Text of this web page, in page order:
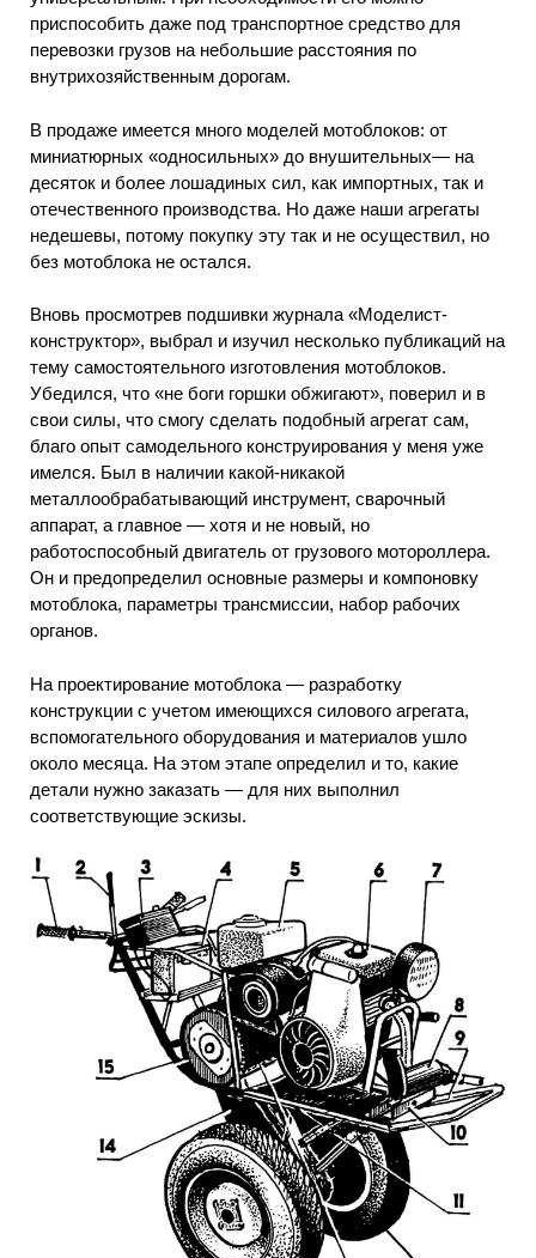
приспособить даже под транспортное средство для
перевозки грузов на небольшие расстояния по
внутрихозяйственным дорогам.
В продаже имеется много моделей мотоблоков: от
миниатюрных «односильных» до внушительных— на
десяток и более лошадиных сил, как импортных, так и
отечественного производства. Но даже наши агрегаты
недешевы, потому покупку эту так и не осуществил, но
без мотоблока не остался.
Вновь просмотрев подшивки журнала «Моделист-
конструктор», выбрал и изучил несколько публикаций на
тему самостоятельного изготовления мотоблоков.
Убедился, что «не боги горшки обжигают», поверил и в
свои силы, что смогу сделать подобный агрегат сам,
благо опыт самодельного конструирования у меня уже
имелся. Был в наличии какой-никакой
металлообрабатывающий инструмент, сварочный
аппарат, а главное — хотя и не новый, но
работоспособный двигатель от грузового мотороллера.
Он и предопределил основные размеры и компоновку
мотоблока, параметры трансмиссии, набор рабочих
органов.
На проектирование мотоблока — разработку
конструкции с учетом имеющихся силового агрегата,
вспомогательного оборудования и материалов ушло
около месяца. На этом этапе определил и то, какие
детали нужно заказать — для них выполнил
соответствующие эскизы.